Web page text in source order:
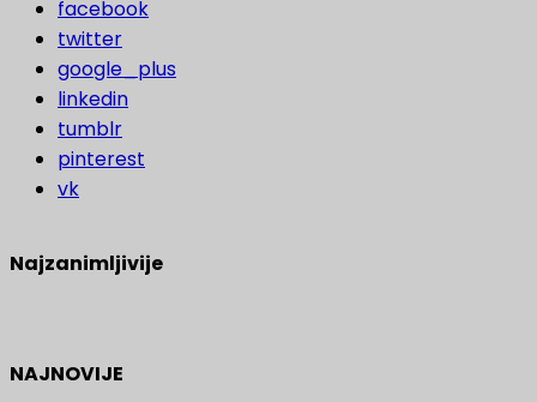
facebook
twitter
google_plus
linkedin
tumblr
pinterest
vk
Najzanimljivije
NAJNOVIJE